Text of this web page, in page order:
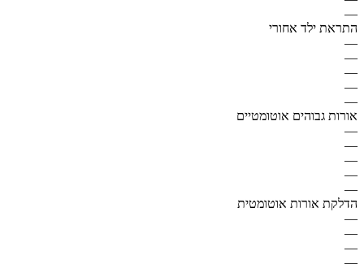
—
התראת ילד אחורי
—
—
—
—
—
אורות גבוהים אוטומטיים
—
—
—
—
—
הדלקת אורות אוטומטית
—
—
—
—